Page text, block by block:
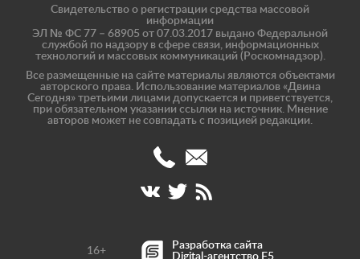
Свидетельство о регистрации средства массовой
информации
ЭЛ № ФС 77 – 68905 от 07.03.2017 выдано Федеральной
службой по надзору в сфере связи, информационных
технологий и массовых коммуникаций (Роскомнадзор).
Все размещенные на сайте материалы являются объектами
авторского права. Использование материалов «Двина
Сегодня» третьими лицами допускается и приветствуется,
при обязательном указании ссылки на источник. Мнение
авторов может не совпадать с позицией редакции.
(8182)
47-
40
info@dvinatoday.ru
Разработка сайта
Digital-агентство F5
16+